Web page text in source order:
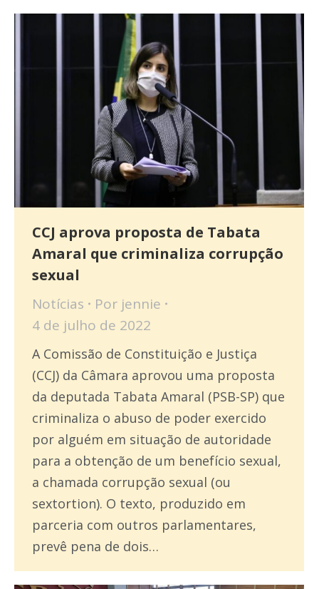
CCJ aprova proposta de Tabata
Amaral que criminaliza corrupção
sexual
Notícias Por jennie
4 de julho de 2022
A Comissão de Constituição e Justiça
(CCJ) da Câmara aprovou uma proposta
da deputada Tabata Amaral (PSB-SP) que
criminaliza o abuso de poder exercido
por alguém em situação de autoridade
para a obtenção de um benefício sexual,
a chamada corrupção sexual (ou
sextortion). O texto, produzido em
parceria com outros parlamentares,
prevê pena de dois…